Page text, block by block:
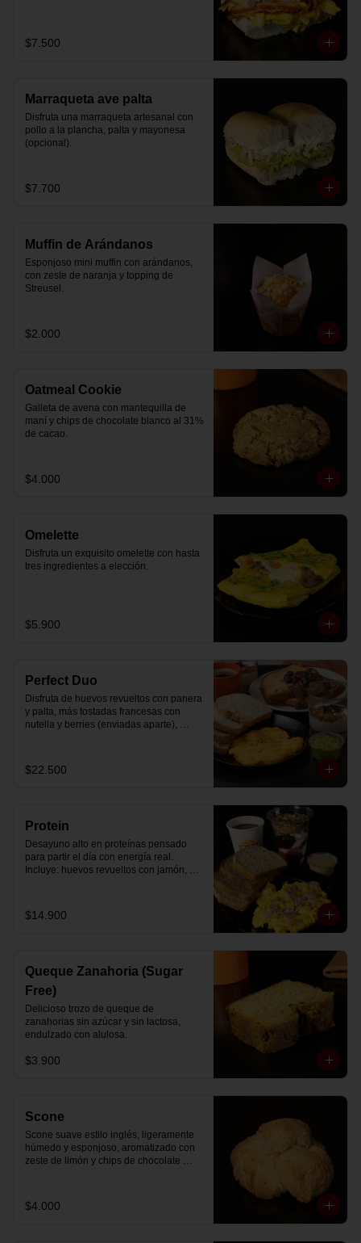
$7.500
Marraqueta ave palta
Disfruta una marraqueta artesanal con
pollo a la plancha, palta y mayonesa
(opcional).
$7.700
Muffin de Arándanos
Esponjoso mini muffin con arándanos,
con zeste de naranja y topping de
Streusel.
$2.000
Oatmeal Cookie
Galleta de avena con mantequilla de
maní y chips de chocolate blanco al 31%
de cacao.
$4.000
Omelette
Disfruta un exquisito omelette con hasta
tres ingredientes a elección.
$5.900
Perfect Duo
Disfruta de huevos revueltos con panera
y palta, más tostadas francesas con
nutella y berries (enviadas aparte),
mermelada de arándanos y granola
hecha en casa.
$22.500
Protein
Desayuno alto en proteínas pensado
para partir el día con energía real.
Incluye: huevos revueltos con jamón,
mermelada de arándanos y granola
receta exclusiva The Breakfast, porción
$14.900
Queque Zanahoria (Sugar
Free)
Delicioso trozo de queque de
zanahorias sin azúcar y sin lactosa,
endulzado con alulosa.
$3.900
Scone
Scone suave estilo inglés, ligeramente
húmedo y esponjoso, aromatizado con
zeste de limón y chips de chocolate
desayuno dulce y equilibrado.
$4.000